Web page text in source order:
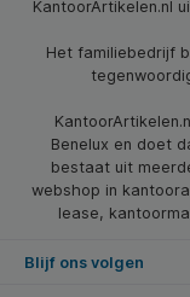
KantoorArtikelen.nl
Het familiebedrijf
Benelux en doet
bestaat uit
webshop in
lease,
Blijf ons volgen